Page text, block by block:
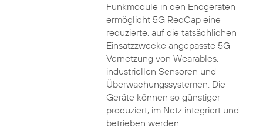
Funkmodule in den Endgeräten
ermöglicht 5G RedCap eine
reduzierte, auf die tatsächlichen
Einsatzzwecke angepasste 5G-
Vernetzung von Wearables,
industriellen Sensoren und
Überwachungssystemen. Die
Geräte können so günstiger
produziert, im Netz integriert und
betrieben werden.